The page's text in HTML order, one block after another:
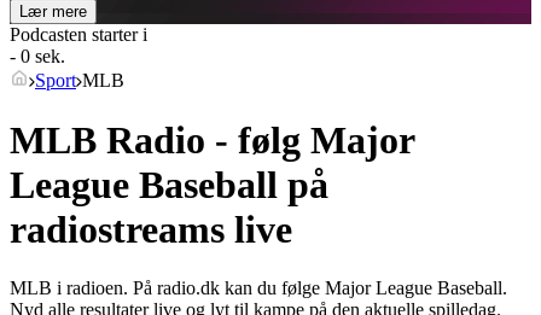
Lær mere
Podcasten starter i
- 0 sek.
Sport MLB
MLB Radio - følg Major
League Baseball på
radiostreams live
MLB i radioen. På radio.dk kan du følge Major League Baseball.
Nyd alle resultater live og lyt til kampe på den aktuelle spilledag.